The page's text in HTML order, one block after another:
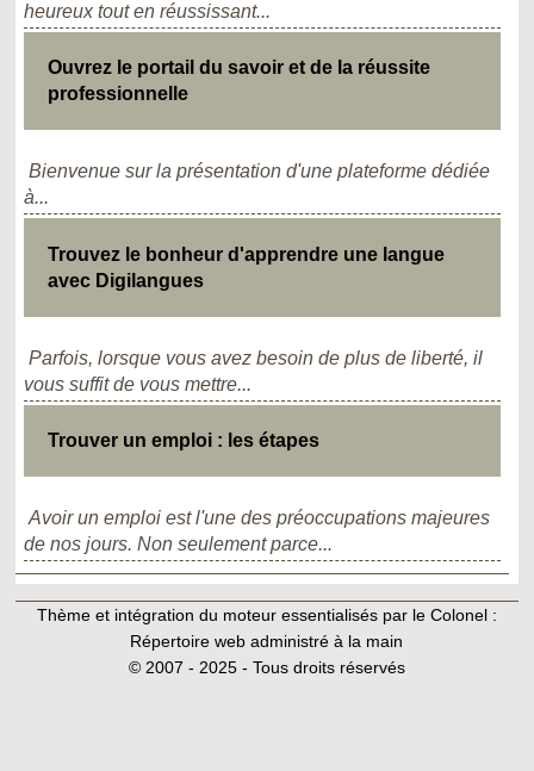
heureux tout en réussissant...
Ouvrez le portail du savoir et de la réussite
professionnelle
Bienvenue sur la présentation d'une plateforme dédiée
à...
Trouvez le bonheur d'apprendre une langue
avec Digilangues
Parfois, lorsque vous avez besoin de plus de liberté, il
vous suffit de vous mettre...
Trouver un emploi : les étapes
Avoir un emploi est l'une des préoccupations majeures
de nos jours. Non seulement parce...
Thème et intégration du moteur essentialisés par le Colonel :
Répertoire web administré à la main
© 2007 - 2025 - Tous droits réservés